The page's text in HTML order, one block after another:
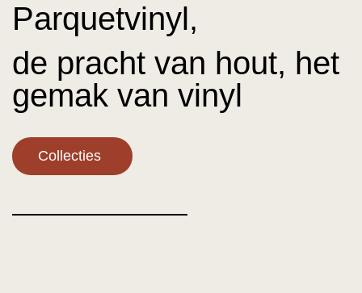
Parquetvinyl,
de pracht van hout, het
gemak van vinyl
Collecties